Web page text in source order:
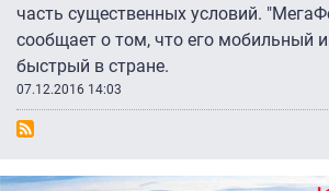
часть существенных условий.
сообщает о том, что его мобильный
быстрый в стране.
07.12.2016 14:03